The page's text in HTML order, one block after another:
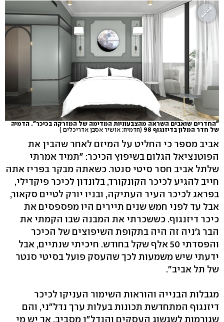
"החדרים שואבים השראה מהצבעוניות המדימה של המזרקה בכיכר". הדמיה
של חדר המלון בדיזנגוף 98
(הדמיה: אושיר אסבן אדריכלים )
אביב מספר כי החליט על המיזם לאחר שהבין את
הפוטנציאל הגלום בשיפוץ הכיכר: "תמיד אמרתי
שלתל אביב חסר סיטי סנטר. כשאתה מבקר בפריז אתה
חייב להגיע לכיכר הקונקורד, בלונדון לכיכר פיקדילי,
בפראג לכיכר העיר העתיקה, ובניו יורק לטיים סקאור,
אבל עד לפני חמש שנים תיירים היו מפספסים את
כיכר דיזנגוף. כששכרתי את המבנה שבו הקמתי את
הבר ג'ניה זה היה בתקופת השיפוצים של הכיכר
והפסדתי 50 אלף שקל בחודש. חיכיתי שנתיים, אבל
ידעתי שיש משמעות לכך שהעסק פועל בסיטי סנטר
של תל אביב".
מגבלות הבנייה והוראות השימור העניקו לכיכר
דיזנגוף המתחדשת תכונות בעלות ערך נדל"ני, והם
שגורמות לשגשוג העסקים והנדל"ן מסביב. אך יש מי